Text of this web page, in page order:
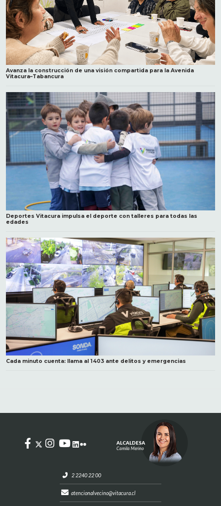
Avanza la construcción de una visión compartida para la Avenida
Vitacura–Tabancura
Deportes Vitacura impulsa el deporte con talleres para todas las
edades
Cada minuto cuenta: llama al 1403 ante delitos y emergencias
2 2240 22 00
atencionalvecino@vitacura.cl
ALCALDESA
Camila Merino